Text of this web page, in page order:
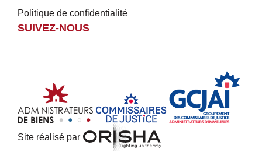
Politique de confidentialité
SUIVEZ-NOUS
Site réalisé par